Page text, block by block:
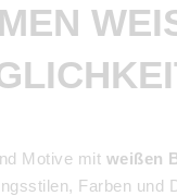
Motive mit weißen
Farben und